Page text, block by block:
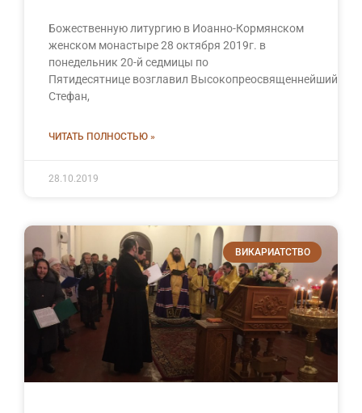
Божественную литургию в Иоанно-Кормянском
женском монастыре 28 октября 2019г. в
понедельник 20-й седмицы по
Пятидесятнице возглавил Высокопреосвященнейший
Стефан,
ЧИТАТЬ ПОЛНОСТЬЮ »
28.10.2019
ВИКАРИАТСТВО